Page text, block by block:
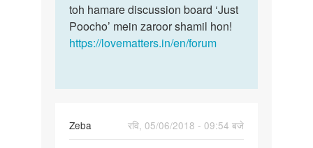
toh hamare discussion board ‘Just
Poocho’ mein zaroor shamil hon!
https://lovematters.in/en/forum
Zeba
रवि, 05/06/2018 - 09:54 बजे